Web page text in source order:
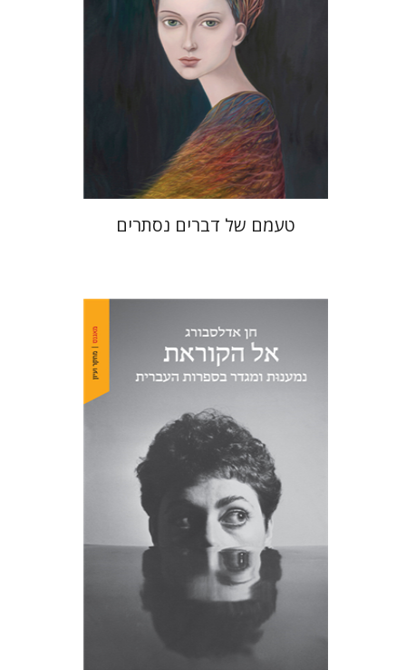
הנחת אתר ספר מודפס
$35
$32
טעמם של דברים נסתרים
חן אדלסבורג
הנחת אתר ספר מודפס